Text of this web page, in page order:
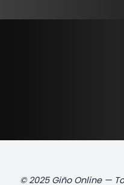
© 2025 Giño Online —